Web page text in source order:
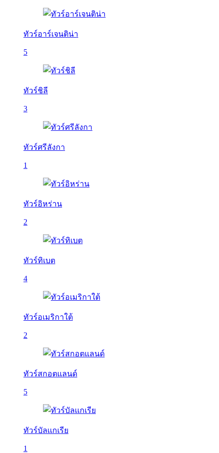
ทัวร์อาร์เจนติน่า
5
ทัวร์ชิลี
3
ทัวร์ศรีลังกา
1
ทัวร์อิหร่าน
2
ทัวร์ทิเบต
4
ทัวร์อเมริกาใต้
2
ทัวร์สกอตแลนด์
5
ทัวร์บัลเเกเรีย
1